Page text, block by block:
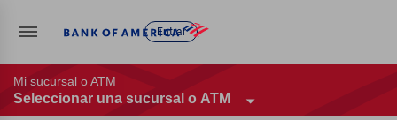
Entrar
Mi sucursal o ATM
Seleccionar una sucursal o ATM